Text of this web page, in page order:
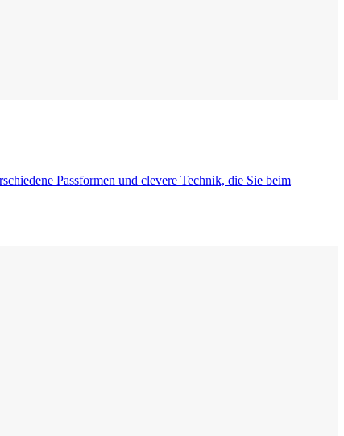
Passformen und clevere Technik, die Sie beim